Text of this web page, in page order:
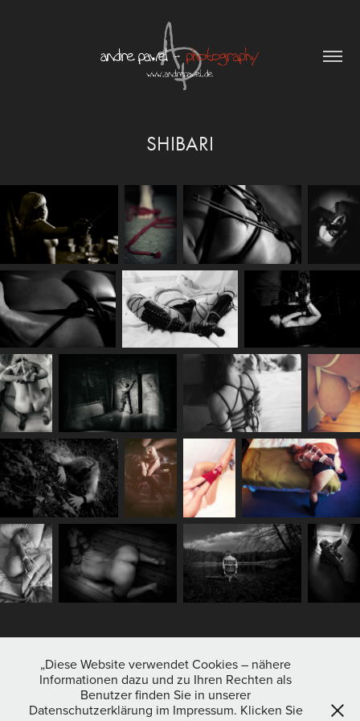
SHIBARI
© Copyright 2023 andre pawel - photography
„Diese Website verwendet Cookies – nähere
Informationen dazu und zu Ihren Rechten als
Benutzer finden Sie in unserer
Datenschutzerklärung im Impressum. Klicken Sie